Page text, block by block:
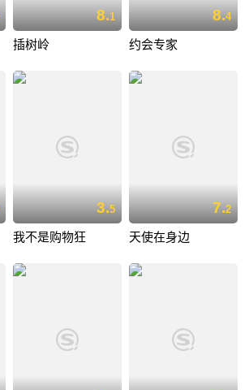
8.1
插树岭
8.4
约会专家
3.5
我不是购物狂
7.2
天使在身边